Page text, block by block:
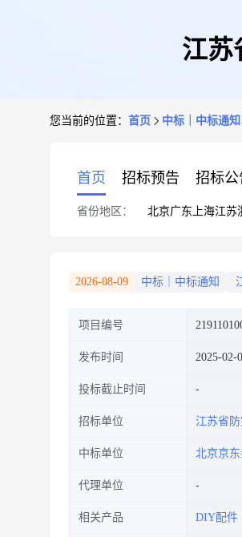
江苏
您当前的位置： 首页 中标｜中标通知
首页 招标预告 招标公
省份地区： 北京广东 上海江苏
2026-08-09 中标｜中标通知
项目编号
发布时间 2025-02-
投标截止时间
招标单位 江苏省
中标单位 北京京
代理单位
相关产品 DIY配件